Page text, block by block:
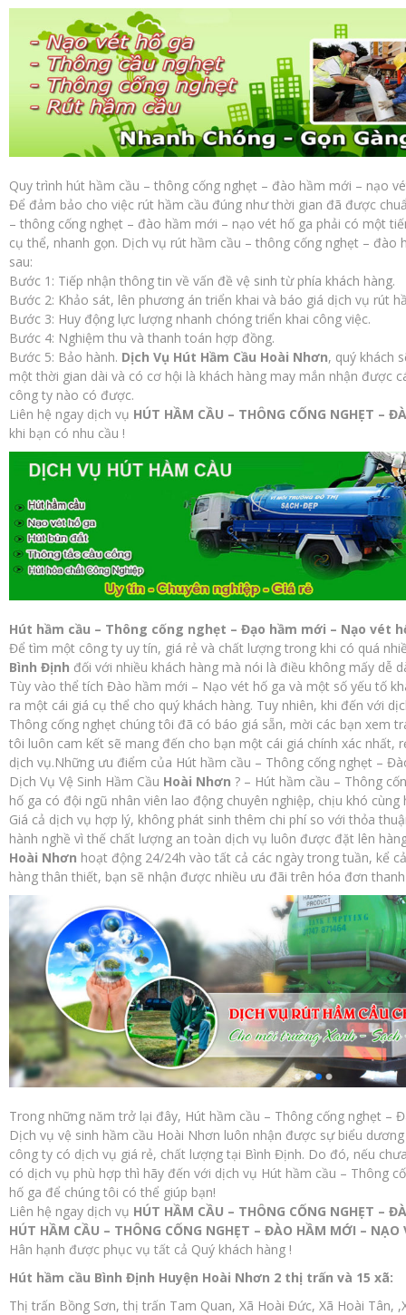
Quy trình hút hầm cầu – thông cống nghẹt – đào hầm mới – nạo
Để đảm bảo cho việc rút hầm cầu đúng như thời gian đã được
– thông cống nghẹt – đào hầm mới – nạo vét hố ga phải có một
cụ thể, nhanh gọn. Dịch vụ rút hầm cầu – thông cống nghẹt – đào
sau:
Bước 1: Tiếp nhận thông tin về vấn đề vệ sinh từ phía khách hàng.
Bước 2: Khảo sát, lên phương án triển khai và báo giá dịch vụ rút
Bước 3: Huy động lực lượng nhanh chóng triển khai công việc.
Bước 4: Nghiệm thu và thanh toán hợp đồng.
Bước 5: Bảo hành. Dịch Vụ Hút Hầm Cầu Hoài Nhơn, quý khách
một thời gian dài và có cơ hội là khách hàng may mắn nhận được
công ty nào có được.
Liên hệ ngay dịch vụ HÚT HẦM CẦU – THÔNG CỐNG NGHẸT –
khi bạn có nhu cầu !
Hút hầm cầu – Thông cống nghẹt – Đạo hầm mới – Nạo vét
Để tìm một công ty uy tín, giá rẻ và chất lượng trong khi có quá
Bình Định đối với nhiều khách hàng mà nói là điều không mấy dễ
Tùy vào thể tích Đào hầm mới – Nạo vét hố ga và một số yếu tố
ra một cái giá cụ thể cho quý khách hàng. Tuy nhiên, khi đến với
Thông cống nghẹt chúng tôi đã có báo giá sẵn, mời các bạn xem
tôi luôn cam kết sẽ mang đến cho bạn một cái giá chính xác nhất,
dịch vụ.Những ưu điểm của Hút hầm cầu – Thông cống nghẹt –
Dịch Vụ Vệ Sinh Hầm Cầu Hoài Nhơn ? – Hút hầm cầu – Thông
hố ga có đội ngũ nhân viên lao động chuyên nghiệp, chịu khó
Giá cả dịch vụ hợp lý, không phát sinh thêm chi phí so với thỏa
hành nghề vì thế chất lượng an toàn dịch vụ luôn được đặt lên
Hoài Nhơn hoạt động 24/24h vào tất cả các ngày trong tuần, kể
hàng thân thiết, bạn sẽ nhận được nhiều ưu đãi trên hóa đơn
Trong những năm trở lại đây, Hút hầm cầu – Thông cống nghẹt –
Dịch vụ vệ sinh hầm cầu Hoài Nhơn luôn nhận được sự biểu
công ty có dịch vụ giá rẻ, chất lượng tại Bình Định. Do đó, nếu
có dịch vụ phù hợp thì hãy đến với dịch vụ Hút hầm cầu – Thông
hố ga để chúng tôi có thể giúp bạn!
Liên hệ ngay dịch vụ HÚT HẦM CẦU – THÔNG CỐNG NGHẸT –
HÚT HẦM CẦU – THÔNG CỐNG NGHẸT – ĐÀO HẦM MỚI – NẠO
Hân hạnh được phục vụ tất cả Quý khách hàng !
Hút hầm cầu Bình Định Huyện Hoài Nhơn 2 thị trấn và 15 xã:
Thị trấn Bồng Sơn, thị trấn Tam Quan, Xã Hoài Đức, Xã Hoài Tân,